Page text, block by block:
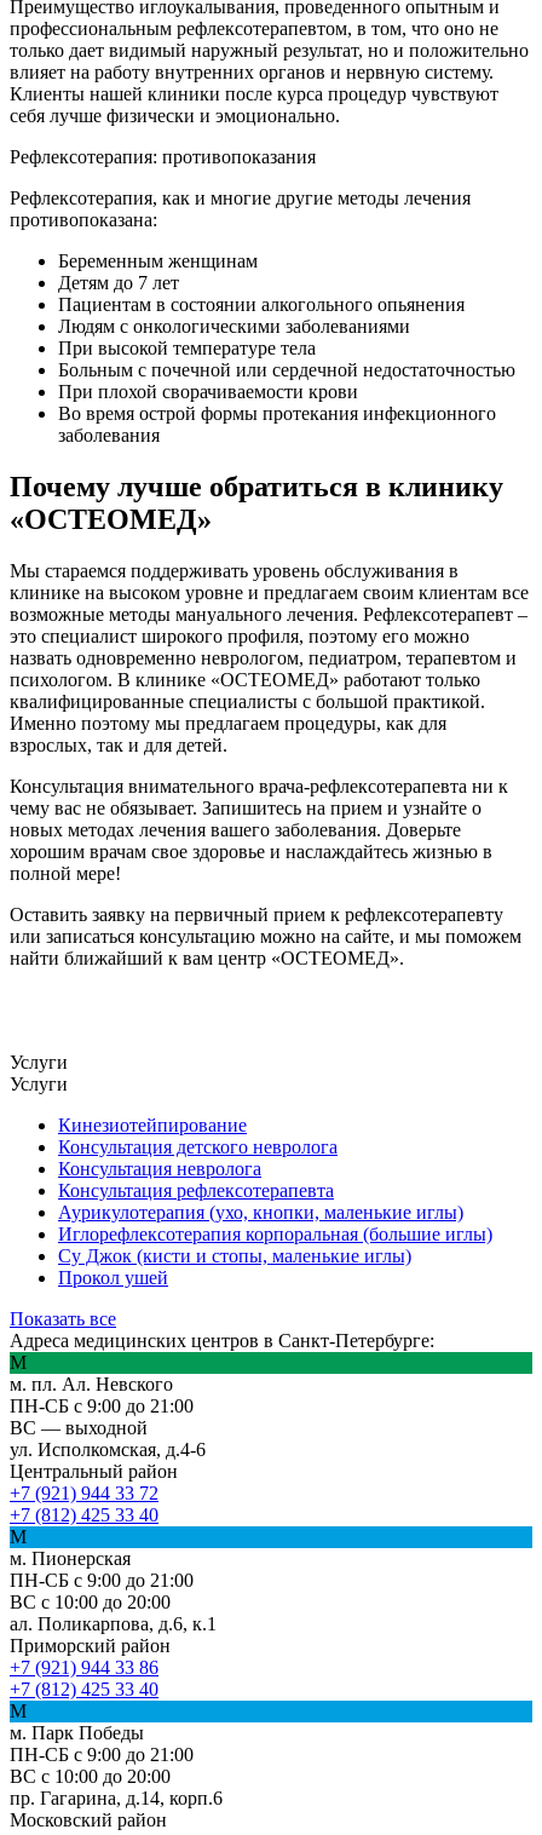
Преимущество иглоукалывания, проведенного опытным и
профессиональным рефлексотерапевтом, в том, что оно не
только дает видимый наружный результат, но и положительно
влияет на работу внутренних органов и нервную систему.
Клиенты нашей клиники после курса процедур чувствуют
себя лучше физически и эмоционально.
Рефлексотерапия: противопоказания
Рефлексотерапия, как и многие другие методы лечения
противопоказана:
Беременным женщинам
Детям до 7 лет
Пациентам в состоянии алкогольного опьянения
Людям с онкологическими заболеваниями
При высокой температуре тела
Больным с почечной или сердечной недостаточностью
При плохой сворачиваемости крови
Во время острой формы протекания инфекционного
заболевания
Почему лучше обратиться в клинику
«ОСТЕОМЕД»
Мы стараемся поддерживать уровень обслуживания в
клинике на высоком уровне и предлагаем своим клиентам все
возможные методы мануального лечения. Рефлексотерапевт –
это специалист широкого профиля, поэтому его можно
назвать одновременно неврологом, педиатром, терапевтом и
психологом. В клинике «ОСТЕОМЕД» работают только
квалифицированные специалисты с большой практикой.
Именно поэтому мы предлагаем процедуры, как для
взрослых, так и для детей.
Консультация внимательного врача-рефлексотерапевта ни к
чему вас не обязывает. Запишитесь на прием и узнайте о
новых методах лечения вашего заболевания. Доверьте
хорошим врачам свое здоровье и наслаждайтесь жизнью в
полной мере!
Оставить заявку на первичный прием к рефлексотерапевту
или записаться консультацию можно на сайте, и мы поможем
найти ближайший к вам центр «ОСТЕОМЕД».
Услуги
Услуги
Кинезиотейпирование
Консультация детского невролога
Консультация невролога
Консультация рефлексотерапевта
Аурикулотерапия (ухо, кнопки, маленькие иглы)
Иглорефлексотерапия корпоральная (большие иглы)
Су Джок (кисти и стопы, маленькие иглы)
Прокол ушей
Показать все
Адреса медицинских центров в Санкт-Петербурге:
М
м. пл. Ал. Невского
ПН-СБ с 9:00 до 21:00
ВС — выходной
ул. Исполкомская, д.4-6
Центральный район
+7 (921) 944 33 72
+7 (812) 425 33 40
М
м. Пионерская
ПН-СБ с 9:00 до 21:00
ВС с 10:00 до 20:00
ал. Поликарпова, д.6, к.1
Приморский район
+7 (921) 944 33 86
+7 (812) 425 33 40
М
м. Парк Победы
ПН-СБ с 9:00 до 21:00
ВС с 10:00 до 20:00
пр. Гагарина, д.14, корп.6
Московский район